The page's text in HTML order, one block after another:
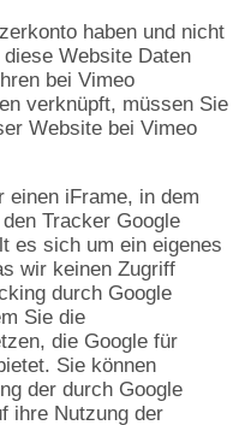
haben und nicht
Website Daten
bei Vimeo
verknüpft, müssen Sie
Website bei Vimeo
einen iFrame, in dem
Tracker Google
es sich um ein eigenes
wir keinen Zugriff
durch Google
Sie die
die Google für
Sie können
der durch Google
ihre Nutzung der